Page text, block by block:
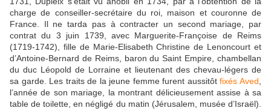
charge de conseiller-secrétaire du roi, maison et couronne de
France. Il ne tarda pas à contracter un second mariage, par
contrat du 3 juin 1739, avec Marguerite-Françoise de Reims
(1719-1742), fille de Marie-Elisabeth Christine de Lenoncourt et
d’Antoine-Bernard de Reims, baron du Saint Empire, chambellan
du duc Léopold de Lorraine et lieutenant des chevau-légers de
sa garde. Les traits de la jeune femme furent aussitôtfixés Aved
l’année de son mariage, la montrant délicieusement assise à sa
table de toilette, en négligé du matin (Jérusalem, musée d’Israël).